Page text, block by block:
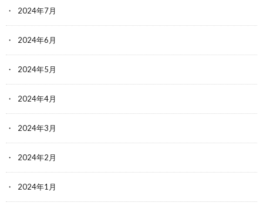
2024年7月
2024年6月
2024年5月
2024年4月
2024年3月
2024年2月
2024年1月